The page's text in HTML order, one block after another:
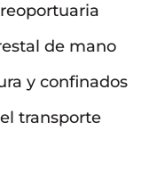
de mano
y confinados
transporte